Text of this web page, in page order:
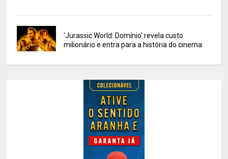
'Jurassic World: Domínio' revela custo
milionário e entra para a história do cinema